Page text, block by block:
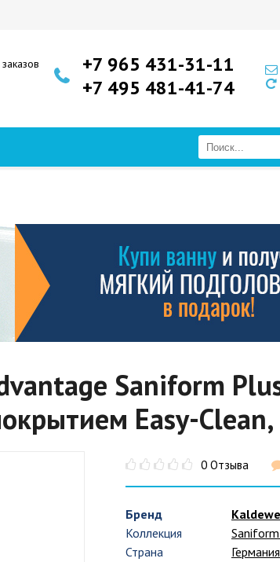
+7 965 431-31-11
+7 495 481-41-74
Saniform
Easy-
0 Отзыва
Бренд
Коллекция
Страна
Германия